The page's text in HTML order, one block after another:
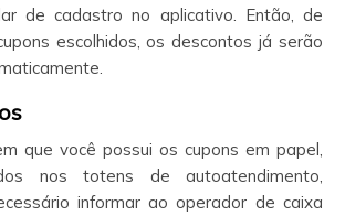
de cadastro no aplicativo. Então, de
escolhidos, os descontos já serão
que você possui os cupons em papel,
nos totens de autoatendimento,
informar ao operador de caixa